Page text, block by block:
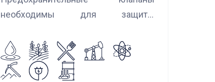
необходимы для защиты
случаях аварийного повышения
давления, путем сброса среды в
систему низкого давления.